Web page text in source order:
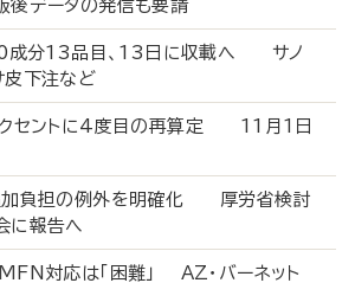
後データの発信も要請
10成分13品目、13日に収載へ サノ
皮下注など
クセントに4度目の再算定 11月1日
加負担の例外を明確化 厚労省検討
に報告へ
対応は「困難」 AZ・バーネット